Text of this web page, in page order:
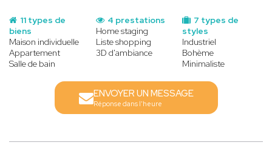
11 types de
biens
Maison individuelle
Appartement
Salle de bain
7 types de
styles
Industriel
Bohème
Minimaliste
4 prestations
Home staging
Liste shopping
3D d'ambiance
ENVOYER UN MESSAGE
Réponse dans l'heure